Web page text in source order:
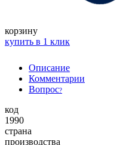
корзину
купить в 1 клик
Описание
Комментарии
Вопрос?
код
1990
страна
производства